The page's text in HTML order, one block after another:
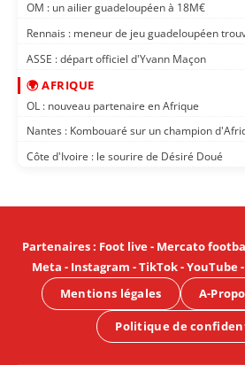
OM : un ailier guadeloupéen à 18M€
Rennais : meneur de jeu guadeloupéen
ASSE : départ officiel d'Yvann Maçon
🌍 AFRIQUE
OL : nouveau partenaire en Afrique
Nantes : Kombouaré sur un champion
Côte d'Ivoire : le sourire de Désiré Doué
Partenaires: Foot live- Mercato
Meta - Instagram -TikTok-YouTube-
Mentions légales
A-
Politique de